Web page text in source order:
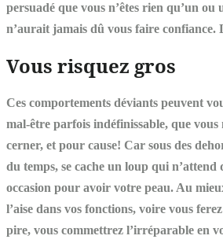
persuadé que vous n’êtes rien qu’un ou
n’aurait jamais dû vous faire confiance.
Vous risquez gros
Ces comportements déviants peuvent
mal-être parfois indéfinissable, que vous
cerner, et pour cause! Car sous des
du temps, se cache un loup qui n’attend
occasion pour avoir votre peau. Au
l’aise dans vos fonctions, voire vous
pire, vous commettrez l’irréparable en